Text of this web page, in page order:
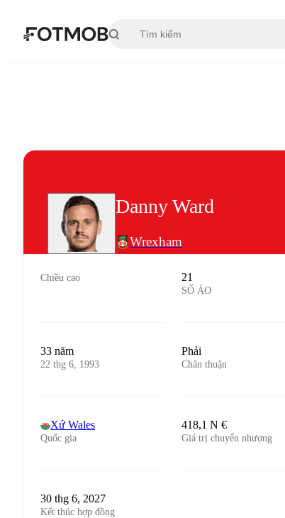
Danny Ward
Wrexham
Chiều cao 21
SỐ ÁO
33 năm
22 thg 6, 1993
Phải
Chân thuận
Xứ Wales
Quốc gia
418,1 N €
Giá trị chuyển nhượng
30 thg 6, 2027
Kết thúc hợp đồng